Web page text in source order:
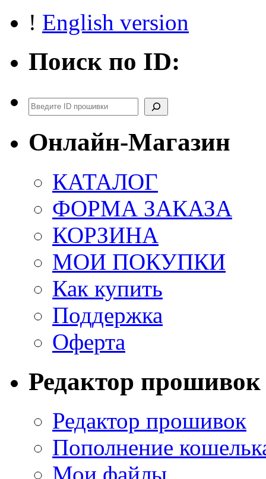
! English version
Поиск по ID:
Поиск
Онлайн-Магазин
КАТАЛОГ
ФОРМА ЗАКАЗА
КОРЗИНА
МОИ ПОКУПКИ
Как купить
Поддержка
Оферта
Редактор прошивок
Редактор прошивок
Пополнение